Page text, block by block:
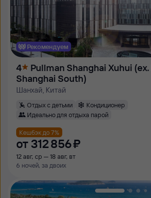
Рекомендуем
4
Pullman Shanghai Xuhui
Shanghai South)
Шанхай, Китай
Отдых с детьми
Кондиционер
Идеально для отдыха парой
Кешбэк до 7%
от 312 ⁠856 ⁠₽
12 авг, ср — 18 авг, вт
6 ночей, за двоих